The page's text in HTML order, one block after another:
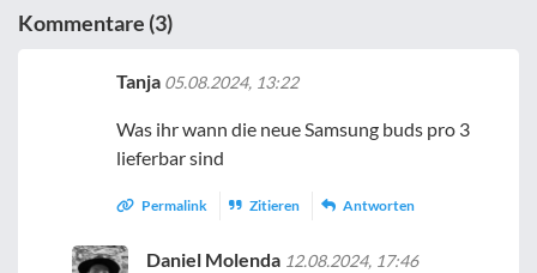
Kommentare (3)
Tanja 05.08.2024, 13:22
Was ihr wann die neue Samsung buds pro 3
lieferbar sind
Permalink Zitieren Antworten
Daniel Molenda 12.08.2024, 17:46